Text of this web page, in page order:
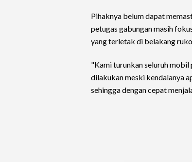
Pihaknya belum dapat
petugas gabungan masih
yang terletak di belakang
"Kami turunkan seluruh mobil
dilakukan meski kendalanya
sehingga dengan cepat